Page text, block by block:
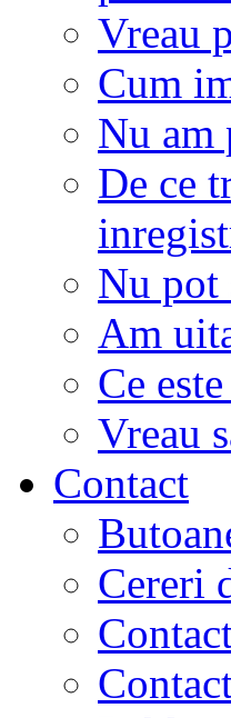
Vreau
Cum
Nu am
De ce
Nu pot
Am
Ce
Vreau
Contact
Cereri